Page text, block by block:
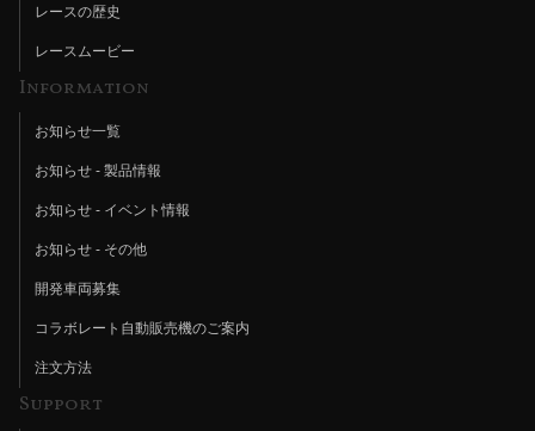
レースの歴史
レースムービー
Information
お知らせ一覧
お知らせ - 製品情報
お知らせ - イベント情報
お知らせ - その他
開発車両募集
コラボレート自動販売機のご案内
注文方法
Support